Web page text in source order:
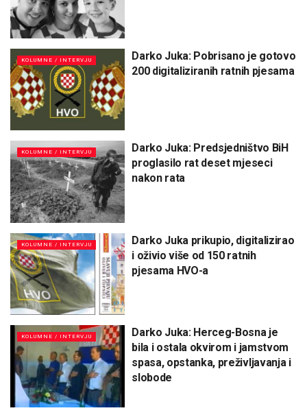
KOLUMNE / INTERVJU
Darko Juka: Pobrisano je gotovo
200 digitaliziranih ratnih pjesama
KOLUMNE / INTERVJU
Darko Juka: Predsjedništvo BiH
proglasilo rat deset mjeseci
nakon rata
KOLUMNE / INTERVJU
Darko Juka prikupio, digitalizirao
i oživio više od 150 ratnih
pjesama HVO-a
KOLUMNE / INTERVJU
Darko Juka: Herceg-Bosna je
bila i ostala okvirom i jamstvom
spasa, opstanka, preživljavanja i
slobode